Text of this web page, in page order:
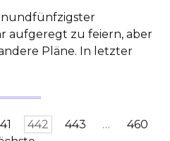
aufgeregt zu feiern, aber
Pläne. In letzter
442 443 …
460